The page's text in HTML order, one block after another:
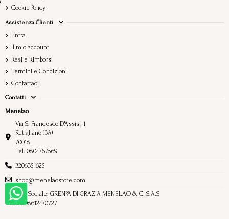
Cookie Policy
Assistenza Clienti
Entra
Il mio account
Resi e Rimborsi
Termini e Condizioni
Contattaci
Contatti
Menelao
Via S. Francesco D'Assisi, 1
Rutigliano (BA)
70018
Tel: 0804767569
3206351625
shop@menelaostore.com
Ragione Sociale: GRENPA DI GRAZIA MENELAO & C. S.A.S
P.IVA: IT08612470727